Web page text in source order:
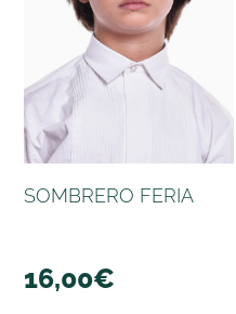
SOMBRERO FERIA
16,00€